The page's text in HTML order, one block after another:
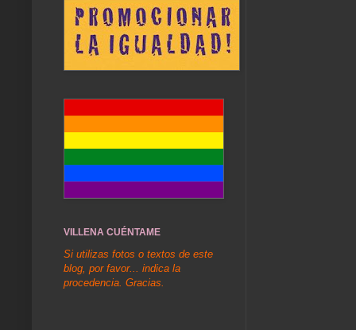
VILLENA CUÉNTAME
Si utilizas fotos o textos de este
blog, por favor... indica la
procedencia. Gracias.